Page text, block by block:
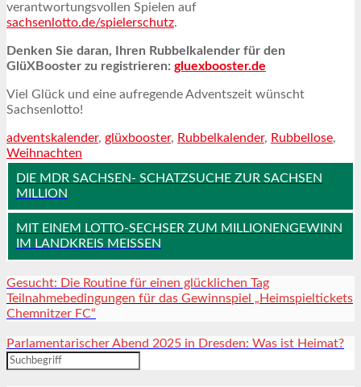
verantwortungsvollen Spielen auf
sachsenlotto.de/spielerschutz.
Denken Sie daran, Ihren Rubbelkalender für den
GlüXBooster zu registrieren: gluexbooster.de
Viel Glück und eine aufregende Adventszeit wünscht
Sachsenlotto!
adventskalender, glüxbooster, Rubbelkalender, Rubbellose,
Weihnachten
DIE MDR SACHSEN- SCHATZSUCHE ZUR SACHSEN
MILLION
MIT EINEM LOTTO-SECHSER ZUM MILLIONENGEWINN
IM LANDKREIS MEISSEN
Gesucht: Die Routine für einen glücklichen Tag
Teilnahmebedingungen für das Gewinnspiel „Heimspieltickets
Chemnitzer FC“
Parlamentarischer Abend 2025 in Dresden: Was ist Heimat?